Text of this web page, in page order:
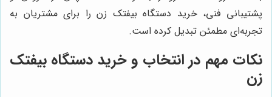
پشتیبانی فنی، خرید دستگاه بیفتک زن را برای مشتریان به
تجربه‌ای مطمئن تبدیل کرده است.
نکات مهم در انتخاب و خرید دستگاه بیفتک
زن